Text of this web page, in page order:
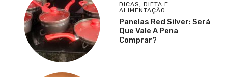
DICAS, DIETA E
ALIMENTAÇÃO
Panelas Red Silver: Será
Que Vale A Pena
Comprar?